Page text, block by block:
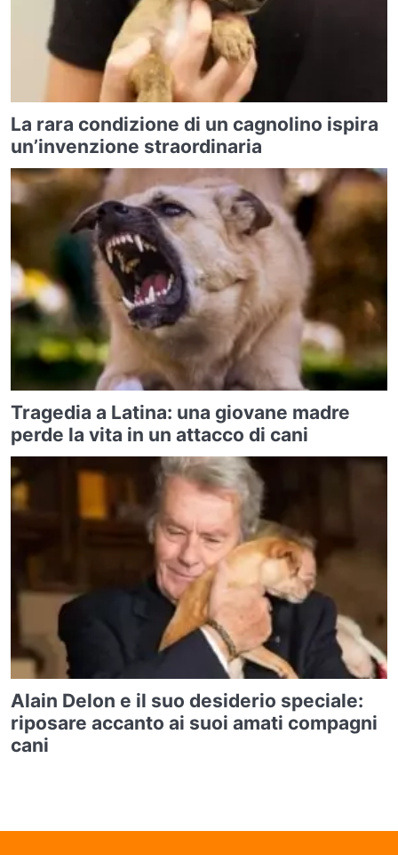
La rara condizione di un cagnolino ispira
un’invenzione straordinaria
Tragedia a Latina: una giovane madre
perde la vita in un attacco di cani
Alain Delon e il suo desiderio speciale:
riposare accanto ai suoi amati compagni
cani